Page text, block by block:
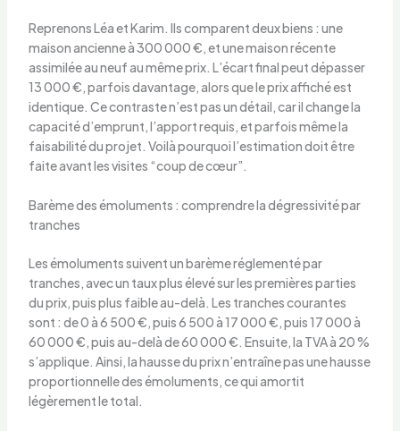
Reprenons Léa et Karim. Ils comparent deux biens : une
maison ancienne à 300 000 €, et une maison récente
assimilée au neuf au même prix. L’écart final peut dépasser
13 000 €, parfois davantage, alors que le prix affiché est
identique. Ce contraste n’est pas un détail, car il change la
capacité d’emprunt, l’apport requis, et parfois même la
faisabilité du projet. Voilà pourquoi l’estimation doit être
faite avant les visites “coup de cœur”.
Barème des émoluments : comprendre la dégressivité par
tranches
Les émoluments suivent un barème réglementé par
tranches, avec un taux plus élevé sur les premières parties
du prix, puis plus faible au-delà. Les tranches courantes
sont : de 0 à 6 500 €, puis 6 500 à 17 000 €, puis 17 000 à
60 000 €, puis au-delà de 60 000 €. Ensuite, la TVA à 20 %
s’applique. Ainsi, la hausse du prix n’entraîne pas une hausse
proportionnelle des émoluments, ce qui amortit
légèrement le total.